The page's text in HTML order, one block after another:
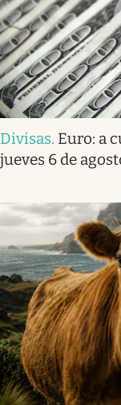
Divisas. Euro: a
jueves 6 de